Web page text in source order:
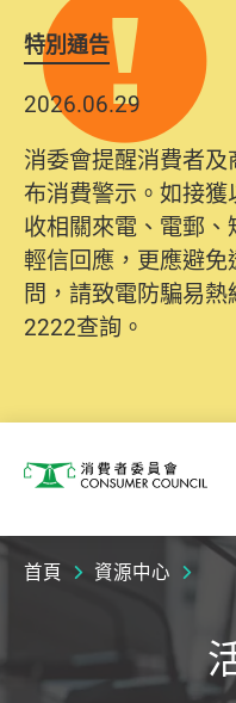
特別通告
2026.06.29
消委會提醒消費者
布消費警示。如接
收相關來電、電郵
輕信回應，更應避
問，請致電防騙易
2222查詢。
消費者委員會
首頁 資源中心